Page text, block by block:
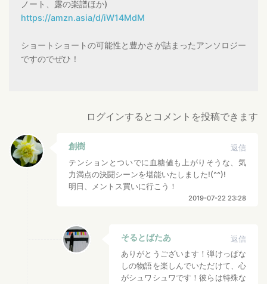
ノート、露の楽譜ほか)
https://amzn.asia/d/iW14MdM
ショートショートの可能性と豊かさが詰まったアンソロジー
ですのでぜひ！
ログインするとコメントを投稿できます
創樹
返信
テンションとついでに血糖値も上がりそうな、気
力満点の決闘シーンを堪能いたしました!(^^)!
明日、メントス買いに行こう！
2019-07-22 23:28
そるとばたあ
返信
ありがとうございます！弾けっぱな
しの物語を楽しんでいただけて、心
がシュワシュワです！彼らは特殊な